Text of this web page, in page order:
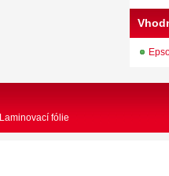
Laminovací fólie